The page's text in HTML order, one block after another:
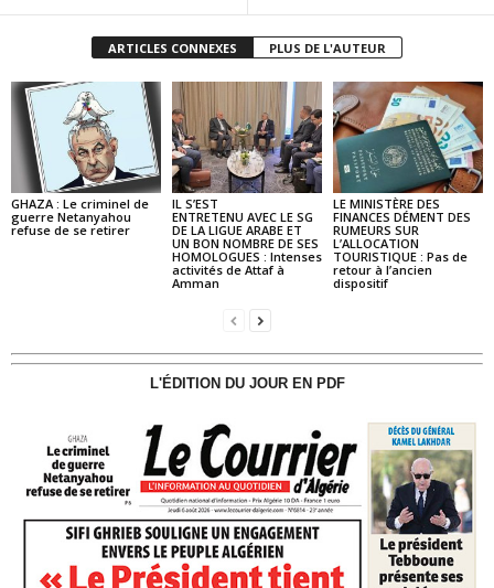
ARTICLES CONNEXES PLUS DE L'AUTEUR
GHAZA : Le criminel de
guerre Netanyahou
refuse de se retirer
IL S’EST
ENTRETENU AVEC LE SG
DE LA LIGUE ARABE ET
UN BON NOMBRE DE SES
HOMOLOGUES : Intenses
activités de Attaf à
Amman
LE MINISTÈRE DES
FINANCES DÉMENT DES
RUMEURS SUR
L’ALLOCATION
TOURISTIQUE : Pas de
retour à l’ancien
dispositif
L'ÉDITION DU JOUR EN PDF